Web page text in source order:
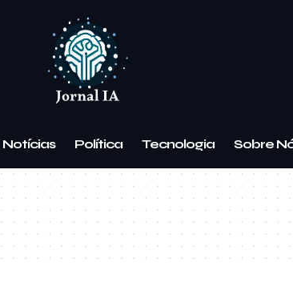
Notícias Política Tecnologia Sobre